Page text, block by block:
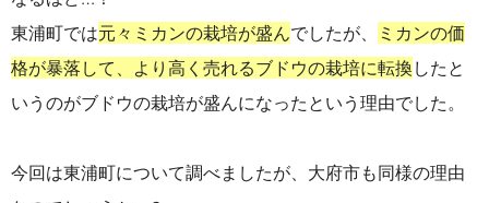
東浦町では元々ミカンの栽培が盛んでしたが、
ミカンの価
格が暴落して、より高く売れるブドウの栽培に転換 したと
いうのがブドウの栽培が盛んになったという理由でした。
今回は東浦町について調べましたが、大府市も同様の理由